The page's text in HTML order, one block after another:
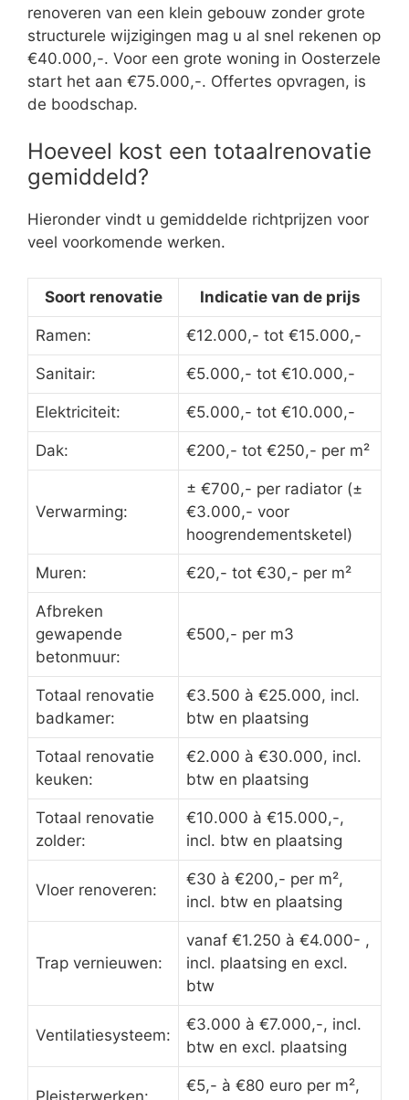
renoveren van een klein gebouw zonder grote
structurele wijzigingen mag u al snel rekenen op
€40.000,-. Voor een grote woning in Oosterzele
start het aan €75.000,-. Offertes opvragen, is
de boodschap.
Hoeveel kost een totaalrenovatie
gemiddeld?
Hieronder vindt u gemiddelde richtprijzen voor
veel voorkomende werken.
Soort renovatie Indicatie van de prijs
Ramen: €12.000,- tot €15.000,-
Sanitair: €5.000,- tot €10.000,-
Elektriciteit: €5.000,- tot €10.000,-
Dak: €200,- tot €250,- per m²
Verwarming:
± €700,- per radiator (±
€3.000,- voor
hoogrendementsketel)
Muren: €20,- tot €30,- per m²
Afbreken
gewapende
betonmuur:
€500,- per m3
Totaal renovatie
badkamer:
€3.500 à €25.000, incl.
btw en plaatsing
Totaal renovatie
keuken:
€2.000 à €30.000, incl.
btw en plaatsing
Totaal renovatie
zolder:
€10.000 à €15.000,-,
incl. btw en plaatsing
Vloer renoveren:
€30 à €200,- per m²,
incl. btw en plaatsing
Trap vernieuwen:
vanaf €1.250 à €4.000- ,
incl. plaatsing en excl.
btw
Ventilatiesysteem:
€3.000 à €7.000,-, incl.
btw en excl. plaatsing
Pleisterwerken:
€5,- à €80 euro per m²,